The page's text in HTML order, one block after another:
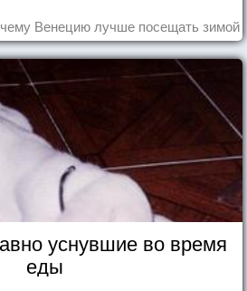
Венецию лучше посещать зимой
уснувшие во время
еды